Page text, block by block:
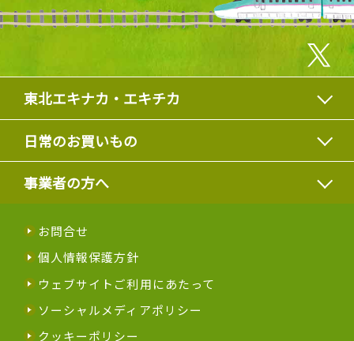
東北エキナカ・エキチカ
日常のお買いもの
事業者の方へ
お問合せ
個人情報保護方針
ウェブサイトご利用にあたって
ソーシャルメディアポリシー
クッキーポリシー